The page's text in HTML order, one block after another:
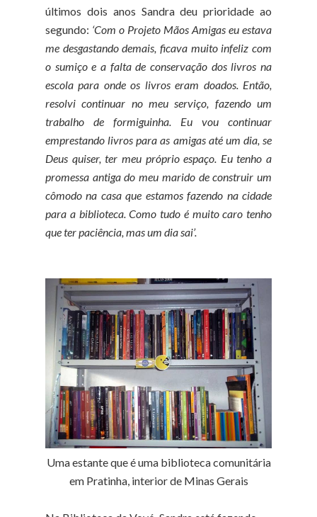
últimos dois anos Sandra deu prioridade ao
segundo: ‘Com o Projeto Mãos Amigas eu estava
me desgastando demais, ficava muito infeliz com
o sumiço e a falta de conservação dos livros na
escola para onde os livros eram doados. Então,
resolvi continuar no meu serviço, fazendo um
trabalho de formiguinha. Eu vou continuar
emprestando livros para as amigas até um dia, se
Deus quiser, ter meu próprio espaço. Eu tenho a
promessa antiga do meu marido de construir um
cômodo na casa que estamos fazendo na cidade
para a biblioteca. Como tudo é muito caro tenho
que ter paciência, mas um dia sai’.
Uma estante que é uma biblioteca comunitária
em Pratinha, interior de Minas Gerais